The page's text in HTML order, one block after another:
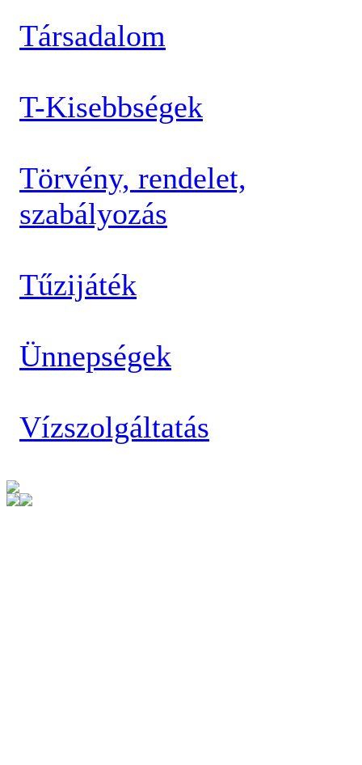
Társadalom
T-Kisebbségek
Törvény, rendelet,
szabályozás
Tűzijáték
Ünnepségek
Vízszolgáltatás